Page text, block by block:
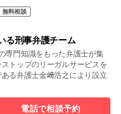
無料相談
る刑事弁護チーム
専門知識をもった弁護士が集
トップのリーガルサービスを
る弁護士金﨑浩之により設立
電話で相談予約